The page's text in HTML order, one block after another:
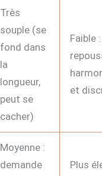
Très
souple (se
fond dans
la
longueur,
peut se
cacher)
Faible :
et
Moyenne :
demande
Plus